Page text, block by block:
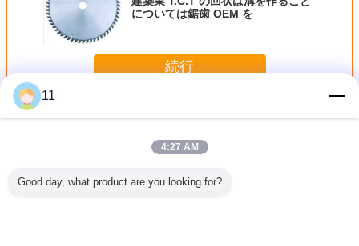
については鋸歯 OEM を
続行
多く金属は鋸歯を
11
4:27 AM
Good day, what product are you looking for?